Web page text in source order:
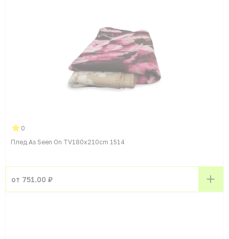
0
Плед As Seen On TV180x210cm 1514
от 751.00 ₽